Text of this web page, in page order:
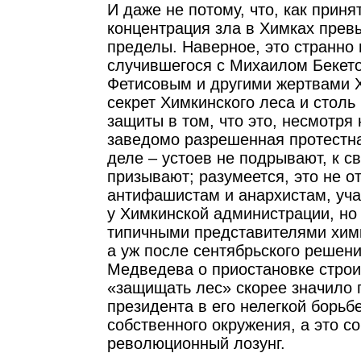
И даже не потому, что, как
концентрация зла в Химках
пределы. Наверное, это странно
случившегося с Михаилом
Фетисовым и другими жертвами
секрет Химкинского леса и
защиты в том, что это,
заведомо разрешенная
деле – устоев не подрывают, к
призывают; разумеется, это не
антифашистам и анархистам,
у Химкинской администрации,
типичными представителями
а уж после сентябрьского
Медведева о приостановке
«защищать лес» скорее значило
президента в его нелегкой
собственного окружения, а это
революционный лозунг.